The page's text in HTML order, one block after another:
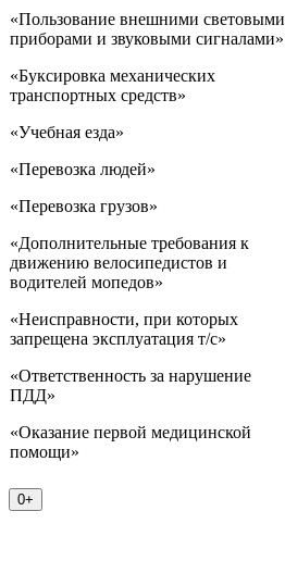
«Пользование внешними световыми
приборами и звуковыми сигналами»
«Буксировка механических
транспортных средств»
«Учебная езда»
«Перевозка людей»
«Перевозка грузов»
«Дополнительные требования к
движению велосипедистов и
водителей мопедов»
«Неисправности, при которых
запрещена эксплуатация т/с»
«Ответственность за нарушение
ПДД»
«Оказание первой медицинской
помощи»
0+